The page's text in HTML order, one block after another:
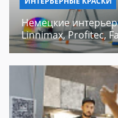
Немецкие
Linnimax, Profitec,